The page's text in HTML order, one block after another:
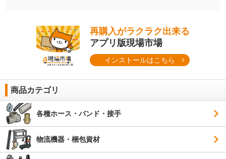
再購入がラクラク出来る
アプリ版現場市場
インストールはこちら
商品カテゴリ
各種ホース・バンド・接手
物流機器・梱包資材